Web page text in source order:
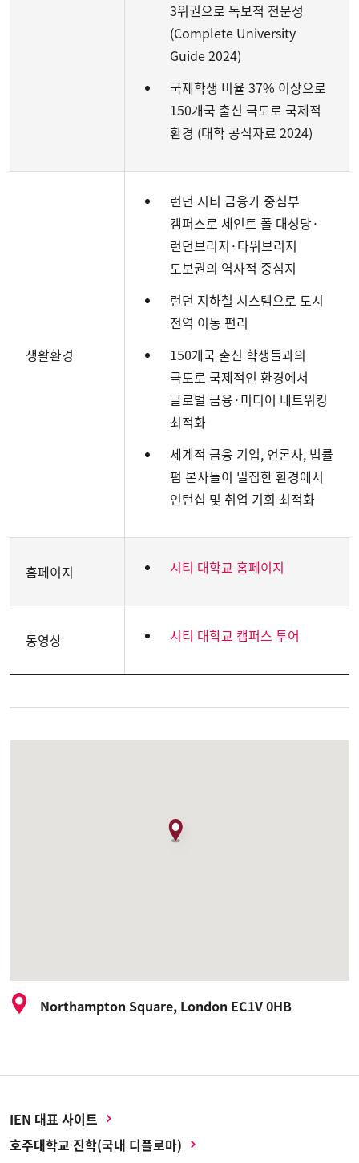
3위권으로 독보적 전문성
(Complete University
Guide 2024)
국제학생 비율 37% 이상으로
150개국 출신 극도로 국제적
환경 (대학 공식자료 2024)
생활환경
런던 시티 금융가 중심부
캠퍼스로 세인트 폴 대성당·
런던브리지·타워브리지
도보권의 역사적 중심지
런던 지하철 시스템으로 도시
전역 이동 편리
150개국 출신 학생들과의
극도로 국제적인 환경에서
글로벌 금융·미디어 네트워킹
최적화
세계적 금융 기업, 언론사, 법률
펌 본사들이 밀집한 환경에서
인턴십 및 취업 기회 최적화
홈페이지 시티 대학교 홈페이지
동영상 시티 대학교 캠퍼스 투어
Northampton Square, London EC1V 0HB
IEN 대표 사이트
호주대학교 진학(국내 디플로마)